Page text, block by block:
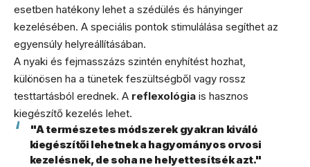
esetben hatékony lehet a szédülés és hányinger
kezelésében. A speciális pontok stimulálása segíthet az
egyensúly helyreállításában.
A nyaki és fejmasszázs szintén enyhítést hozhat,
különösen ha a tünetek feszültségből vagy rossz
testtartásból erednek. A reflexológia is hasznos
kiegészítő kezelés lehet.
"A természetes módszerek gyakran kiváló
kiegészítői lehetnek a hagyományos orvosi
kezelésnek, de soha ne helyettesítsék azt."